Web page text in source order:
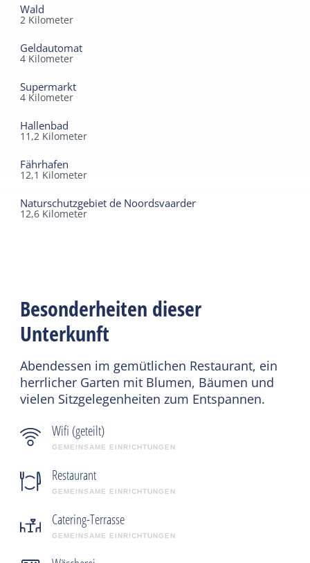
Wald
2 Kilometer
Geldautomat
4 Kilometer
Supermarkt
4 Kilometer
Hallenbad
11,2 Kilometer
Fährhafen
12,1 Kilometer
Naturschutzgebiet de Noordsvaarder
12,6 Kilometer
Besonderheiten dieser
Unterkunft
Abendessen im gemütlichen Restaurant, ein
herrlicher Garten mit Blumen, Bäumen und
vielen Sitzgelegenheiten zum Entspannen.
Wifi (geteilt)
GEMEINSAME EINRICHTUNGEN
Restaurant
GEMEINSAME EINRICHTUNGEN
Catering-Terrasse
GEMEINSAME EINRICHTUNGEN